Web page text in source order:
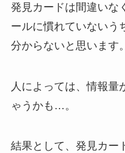
発見カードは間違いな
ールに慣れていないう
分からないと思います。
人によっては、情報量
ゃうかも…。
結果として、発見カー